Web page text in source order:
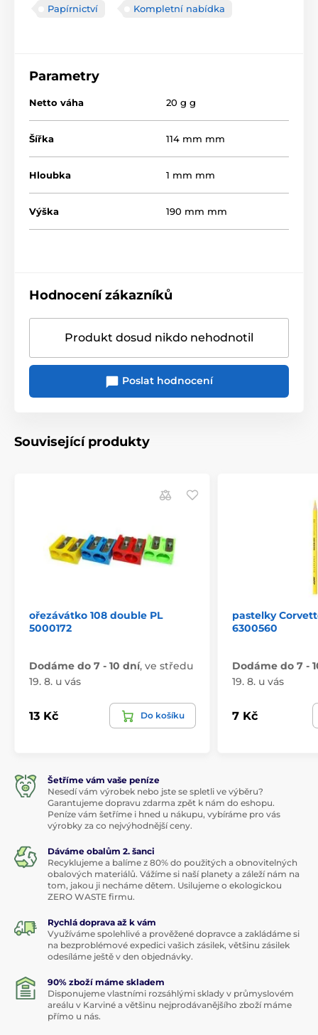
Papírnictví Kompletní nabídka
Parametry
Netto váha 20 g g
Šířka 114 mm mm
Hloubka 1 mm mm
Výška 190 mm mm
Hodnocení zákazníků
Produkt dosud nikdo nehodnotil
Poslat hodnocení
Související produkty
ořezávátko 108 double PL
5000172
Dodáme do 7 - 10 dní, ve středu
19. 8. u vás
13 Kč Do košíku
pastelky
6300560
Dodáme do 7 -
19. 8. u vás
7 Kč
Šetříme vám vaše peníze
Nesedí vám výrobek nebo jste se spletli ve výběru?
Garantujeme dopravu zdarma zpět k nám do eshopu.
Peníze vám šetříme i hned u nákupu, vybíráme pro vás
výrobky za co nejvýhodnější ceny.
Dáváme obalům 2. šanci
Recyklujeme a balíme z 80% do použitých a obnovitelných
obalových materiálů. Vážíme si naší planety a záleží nám na
tom, jakou ji necháme dětem. Usilujeme o ekologickou
ZERO WASTE firmu.
Rychlá doprava až k vám
Využíváme spolehlivé a prověžené dopravce a zakládáme si
na bezproblémové expedici vašich zásilek, většinu zásilek
odesíláme ještě v den objednávky.
90% zboží máme skladem
Disponujeme vlastními rozsáhlými sklady v průmyslovém
areálu v Karviné a většinu nejprodávanějšího zboží máme
přímo u nás.